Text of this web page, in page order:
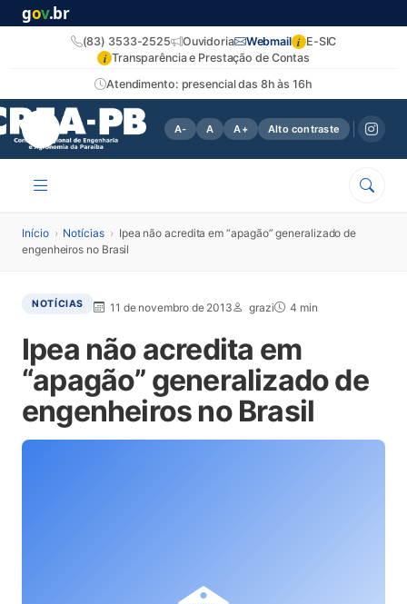
gov.br
Atendimento: presencial das 8h às 16h
(83) 3533-2525 Ouvidoria Webmail i E-SIC
i Transparência e Prestação de Contas
A- A A+ Alto contraste
Início › Notícias › Ipea não acredita em “apagão” generalizado de
engenheiros no Brasil
NOTÍCIAS 11 de novembro de 2013 grazi 4 min
Ipea não acredita em
“apagão” generalizado de
engenheiros no Brasil